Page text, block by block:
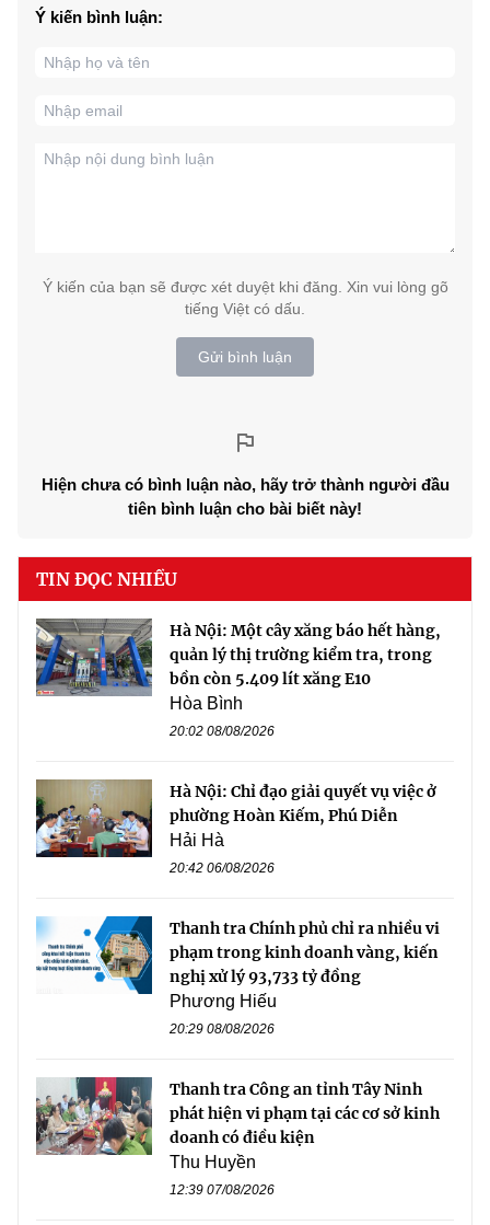
Ý kiến bình luận:
Ý kiến của bạn sẽ được xét duyệt khi đăng. Xin vui lòng gõ
tiếng Việt có dấu.
Gửi bình luận
Hiện chưa có bình luận nào, hãy trở thành người đầu
tiên bình luận cho bài biết này!
TIN ĐỌC NHIỀU
Hà Nội: Một cây xăng báo hết hàng,
quản lý thị trường kiểm tra, trong
bồn còn 5.409 lít xăng E10
Hòa Bình
20:02 08/08/2026
Hà Nội: Chỉ đạo giải quyết vụ việc ở
phường Hoàn Kiếm, Phú Diễn
Hải Hà
20:42 06/08/2026
Thanh tra Chính phủ chỉ ra nhiều vi
phạm trong kinh doanh vàng, kiến
nghị xử lý 93,733 tỷ đồng
Phương Hiếu
20:29 08/08/2026
Thanh tra Công an tỉnh Tây Ninh
phát hiện vi phạm tại các cơ sở kinh
doanh có điều kiện
Thu Huyền
12:39 07/08/2026